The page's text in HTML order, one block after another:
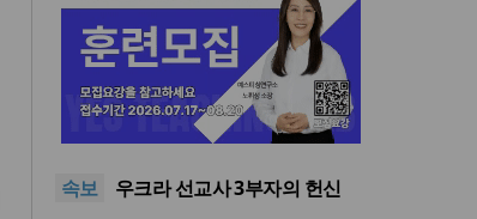
속보
인도 마하라슈트라주 개종 금
지법 시행… 기독교계 강력 반
올리벳대학교, 120만 평 리버사
이드 대학 캠퍼스 영구 사용 승
美 이민구금센터에 억류됐던
“미사일 속에서도 복음은 전해
“미래 선교, 분쟁·빈곤 지역 출